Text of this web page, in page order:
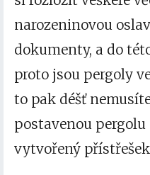
narozeninovou
dokumenty, a do
proto jsou pergoly
to pak déšť
postavenou pergolu
vytvořený